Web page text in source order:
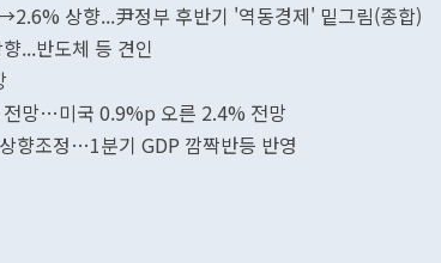
상향...尹정부 후반기 '역동경제' 밑그림(종합)
...반도체 등 견인
망…미국 0.9%p 오른 2.4% 전망
향조정…1분기 GDP 깜짝반등 반영